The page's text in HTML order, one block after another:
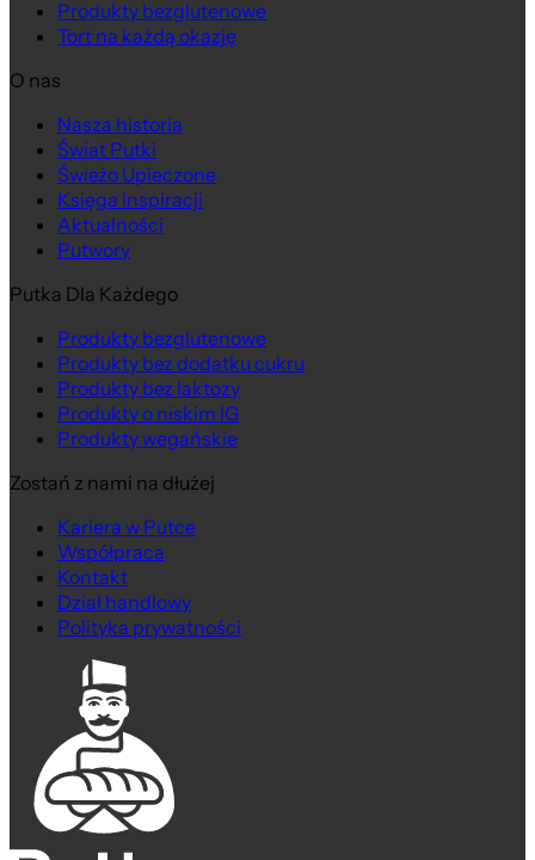
Produkty bezglutenowe
Tort na każdą okazję
O nas
Nasza historia
Świat Putki
Świeżo Upieczone
Księga Inspiracji
Aktualności
Putwory
Putka Dla Każdego
Produkty bezglutenowe
Produkty bez dodatku cukru
Produkty bez laktozy
Produkty o niskim IG
Produkty wegańskie
Zostań z nami na dłużej
Kariera w Putce
Współpraca
Kontakt
Dział handlowy
Polityka prywatności